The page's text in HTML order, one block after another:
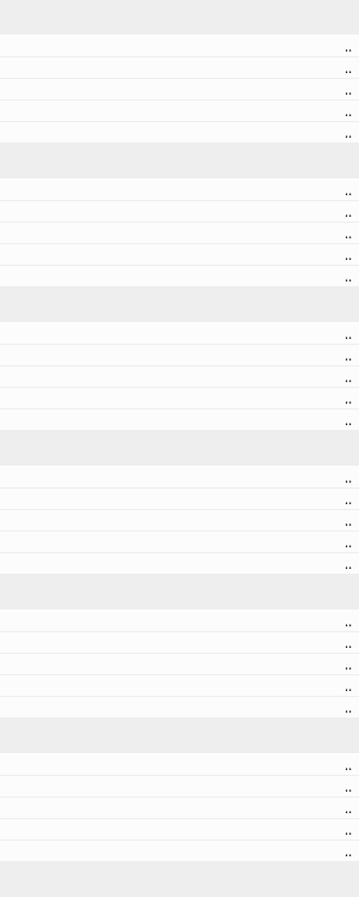
..
..
..
..
..
..
..
..
..
..
..
..
..
..
..
..
..
..
..
..
..
..
..
..
..
..
..
..
..
..